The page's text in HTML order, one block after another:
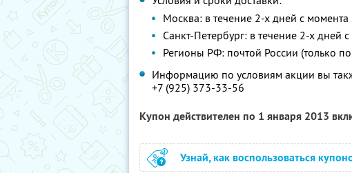
Москва: в течение 2-х дней с
Санкт-Петербург: в течение 2-х дней
Регионы РФ: почтой России (только
Информацию по условиям акции вы
+7 (925) 373-33-56
Купон действителен по 1 января 2013
Узнай, как воспользоваться